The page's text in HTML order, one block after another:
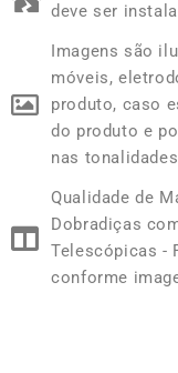
deve ser
Imagens são
móveis,
produto, caso
do produto e
nas
Qualidade de
Dobradiças
Telescópicas -
conforme